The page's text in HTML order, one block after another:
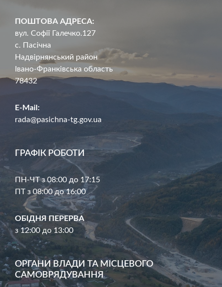
ПОШТОВА АДРЕСА:
вул. Софії Галечко.127
с. Пасічна
Надвірнянський район
Івано-Франківська область
78432
E-Mail:
rada@pasichna-tg.gov.ua
ГРАФІК РОБОТИ
ПН-ЧТ з 08:00 до 17:15
ПТ з 08:00 до 16:00
ОБІДНЯ ПЕРЕРВА
з 12:00 до 13:00
ОРГАНИ ВЛАДИ ТА МІСЦЕВОГО
САМОВРЯДУВАННЯ